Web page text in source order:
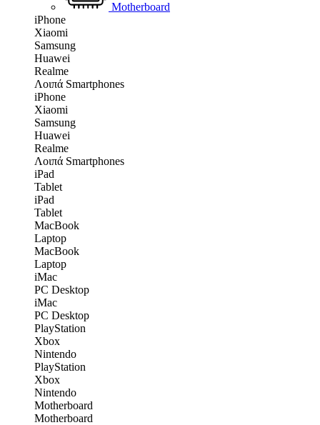
Motherboard
iPhone
Xiaomi
Samsung
Huawei
Realme
Λοιπά Smartphones
iPhone
Xiaomi
Samsung
Huawei
Realme
Λοιπά Smartphones
iPad
Tablet
iPad
Tablet
MacBook
Laptop
MacBook
Laptop
iMac
PC Desktop
iMac
PC Desktop
PlayStation
Xbox
Nintendo
PlayStation
Xbox
Nintendo
Motherboard
Motherboard